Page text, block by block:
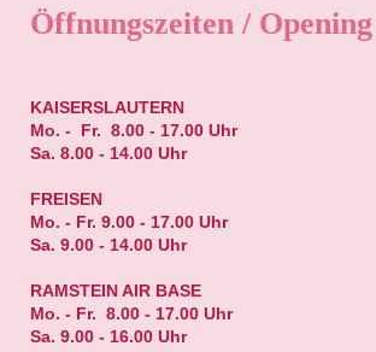
Öffnungszeiten /
KAISERSLAUTERN
Mo. - Fr. 8.00 - 17.00 Uhr
Sa. 8.00 - 14.00 Uhr
FREISEN
Mo. - Fr. 9.00 - 17.00 Uhr
Sa. 9.00 - 14.00 Uhr
RAMSTEIN AIR BASE
Mo. - Fr. 8.00 - 17.00 Uhr
Sa. 9.00 - 16.00 Uhr